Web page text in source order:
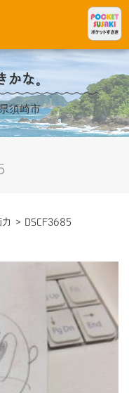
な。
須崎市
力 > DSCF3685